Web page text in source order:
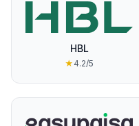
HBL
★ 4.2/5